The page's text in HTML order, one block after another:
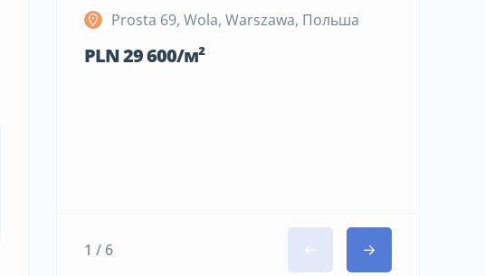
Prosta 69, Wola, Warszawa, Польша
PLN 29 600/м²
1 / 6